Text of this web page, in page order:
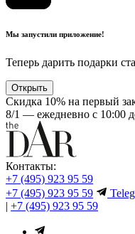
Мы запустили приложение!
Теперь дарить подарки
Открыть
Скидка 10% на первый
8/1 — ежедневно с 10:00
Контакты:
+7 (495) 923 95 59
+7 (495) 923 95 59
| +7 (495) 923 95 59